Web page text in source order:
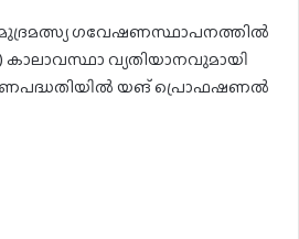
ഗവേഷണസ്ഥാപനത്തിൽ
വ്യതിയാനവുമായി
യങ് പ്രൊഫഷണൽ